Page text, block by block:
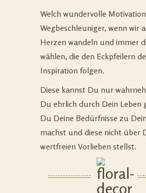
Welch wundervolle
Wegbeschleuniger, wenn wir
Herzen wandeln und immer
wählen, die den Eckpfeilern
Inspiration folgen.
Diese kannst Du nur
Du ehrlich durch Dein Leben
Du Deine Bedürfnisse zu
machst und diese nicht über
wertfreien Vorlieben stellst.